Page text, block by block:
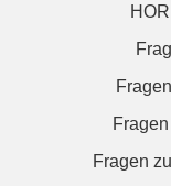
Fragen